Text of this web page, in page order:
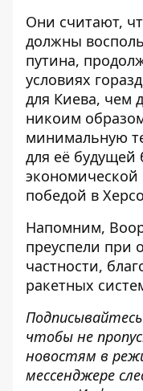
Они считают,
должны
путина,
условиях
для Киева, чем
никоим
минимальную
для её будущей
победой в
Напомним,
преуспели при
частности,
ракетных
чтобы не
новостям в
мессенджере